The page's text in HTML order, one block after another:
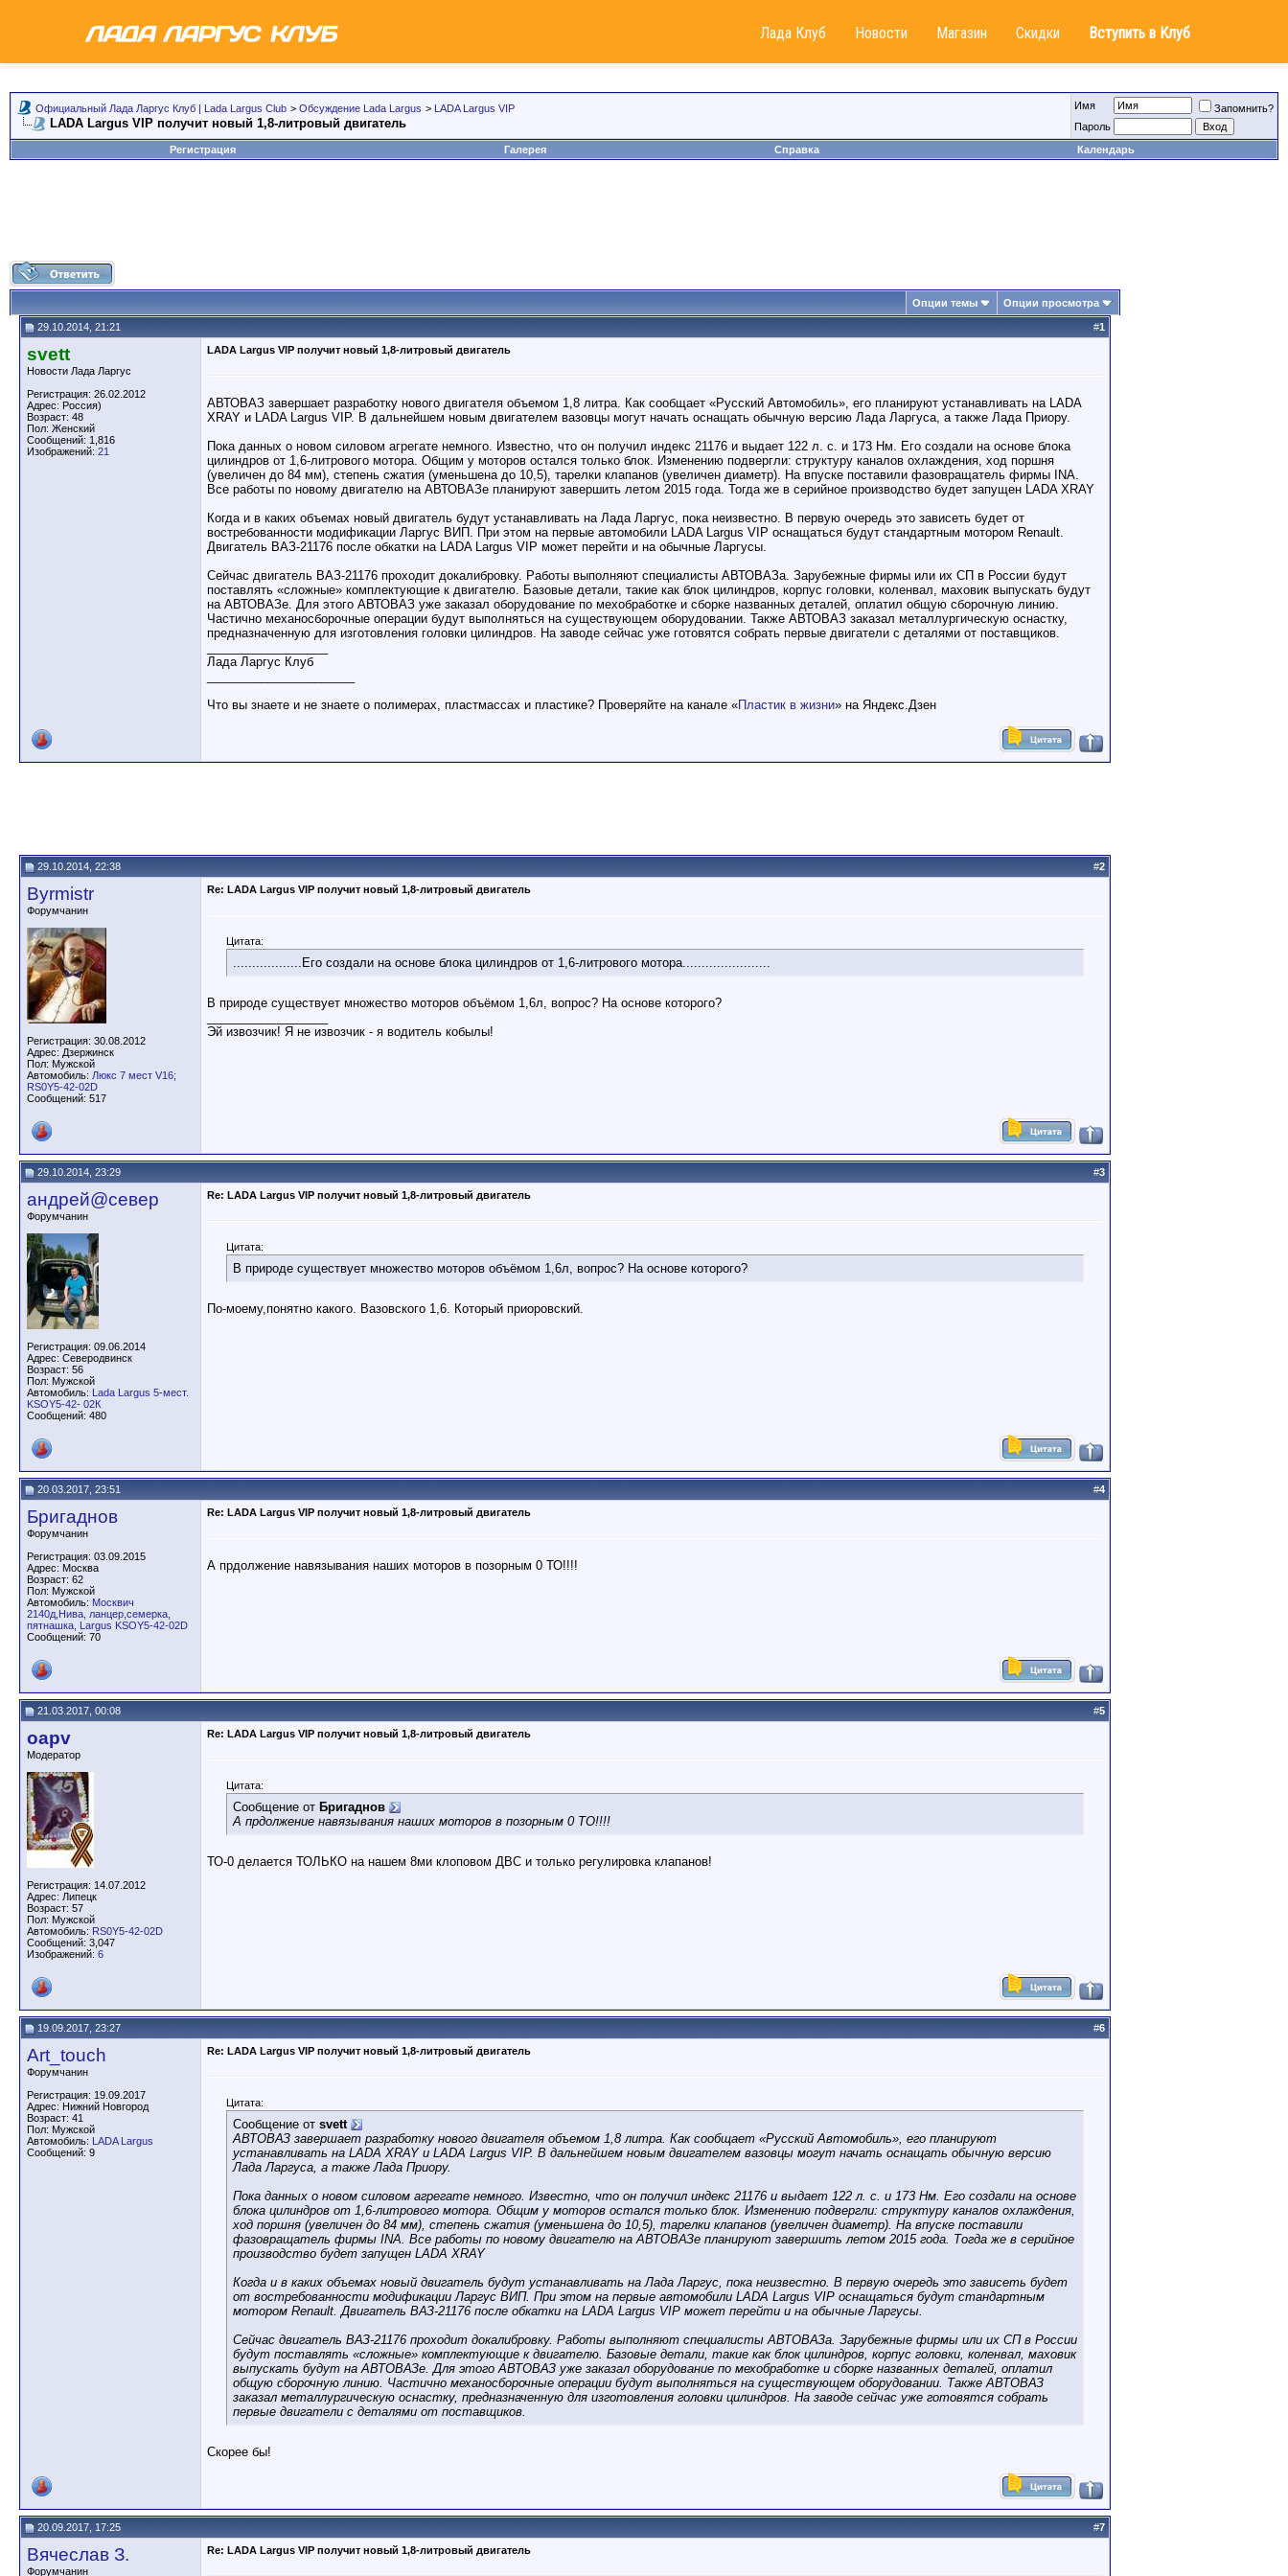
Лада Клуб Новости Магазин Скидки Вступить в Клуб
Официальный Лада Ларгус Клуб | Lada Largus Club > Обсуждение Lada Largus > LADA Largus VIP
LADA Largus VIP получит новый 1,8-литровый двигатель
Имя
Запомнить?
Пароль
Регистрация
Галерея Справка Календарь
Опции темы Опции просмотра
29.10.2014, 21:21 #1
svett
Новости Лада Ларгус
Регистрация: 26.02.2012
Адрес: Россия)
Возраст: 48
Пол: Женский
Сообщений: 1,816
Изображений: 21
LADA Largus VIP получит новый 1,8-литровый двигатель
АВТОВАЗ завершает разработку нового двигателя объемом 1,8 литра. Как сообщает «Русский Автомобиль», его планируют устанавливать на LADA
XRAY и LADA Largus VIP. В дальнейшем новым двигателем вазовцы могут начать оснащать обычную версию Лада Ларгуса, а также Лада Приору.
Пока данных о новом силовом агрегате немного. Известно, что он получил индекс 21176 и выдает 122 л. с. и 173 Нм. Его создали на основе блока
цилиндров от 1,6-литрового мотора. Общим у моторов остался только блок. Изменению подвергли: структуру каналов охлаждения, ход поршня
(увеличен до 84 мм), степень сжатия (уменьшена до 10,5), тарелки клапанов (увеличен диаметр). На впуске поставили фазовращатель фирмы INA.
Все работы по новому двигателю на АВТОВАЗе планируют завершить летом 2015 года. Тогда же в серийное производство будет запущен LADA XRAY
Когда и в каких объемах новый двигатель будут устанавливать на Лада Ларгус, пока неизвестно. В первую очередь это зависеть будет от
востребованности модификации Ларгус ВИП. При этом на первые автомобили LADA Largus VIP оснащаться будут стандартным мотором Renault.
Двигатель ВАЗ-21176 после обкатки на LADA Largus VIP может перейти и на обычные Ларгусы.
Сейчас двигатель ВАЗ-21176 проходит докалибровку. Работы выполняют специалисты АВТОВАЗа. Зарубежные фирмы или их СП в России будут
поставлять «сложные» комплектующие к двигателю. Базовые детали, такие как блок цилиндров, корпус головки, коленвал, маховик выпускать будут
на АВТОВАЗе. Для этого АВТОВАЗ уже заказал оборудование по мехобработке и сборке названных деталей, оплатил общую сборочную линию.
Частично механосборочные операции будут выполняться на существующем оборудовании. Также АВТОВАЗ заказал металлургическую оснастку,
предназначенную для изготовления головки цилиндров. На заводе сейчас уже готовятся собрать первые двигатели с деталями от поставщиков.
Лада Ларгус Клуб
Что вы знаете и не знаете о полимерах, пластмассах и пластике? Проверяйте на канале «Пластик в жизни» на Яндекс.Дзен
29.10.2014, 22:38 #2
Byrmistr
Форумчанин
Регистрация: 30.08.2012
Адрес: Дзержинск
Пол: Мужской
Автомобиль: Люкс 7 мест V16;
RS0Y5-42-02D
Сообщений: 517
Re: LADA Largus VIP получит новый 1,8-литровый двигатель
Цитата:
..................Его создали на основе блока цилиндров от 1,6-литрового мотора.......................
В природе существует множество моторов объёмом 1,6л, вопрос? На основе которого?
Эй извозчик! Я не извозчик - я водитель кобылы!
29.10.2014, 23:29 #3
андрей@север
Форумчанин
Регистрация: 09.06.2014
Адрес: Северодвинск
Возраст: 56
Пол: Мужской
Автомобиль: Lada Largus 5-мест.
KSOY5-42- 02К
Сообщений: 480
Re: LADA Largus VIP получит новый 1,8-литровый двигатель
Цитата:
В природе существует множество моторов объёмом 1,6л, вопрос? На основе которого?
По-моему,понятно какого. Вазовского 1,6. Который приоровский.
20.03.2017, 23:51 #4
Бригаднов
Форумчанин
Регистрация: 03.09.2015
Адрес: Москва
Возраст: 62
Пол: Мужской
Автомобиль: Москвич
2140д,Нива, ланцер,семерка,
пятнашка, Largus KSOY5-42-02D
Сообщений: 70
Re: LADA Largus VIP получит новый 1,8-литровый двигатель
А прдолжение навязывания наших моторов в позорным 0 ТО!!!!
21.03.2017, 00:08 #5
oapv
Модератор
Регистрация: 14.07.2012
Адрес: Липецк
Возраст: 57
Пол: Мужской
Автомобиль: RS0Y5-42-02D
Сообщений: 3,047
Изображений: 6
Re: LADA Largus VIP получит новый 1,8-литровый двигатель
Цитата:
Сообщение от Бригаднов
А прдолжение навязывания наших моторов в позорным 0 ТО!!!!
ТО-0 делается ТОЛЬКО на нашем 8ми клоповом ДВС и только регулировка клапанов!
19.09.2017, 23:27 #6
Art_touch
Форумчанин
Регистрация: 19.09.2017
Адрес: Нижний Новгород
Возраст: 41
Пол: Мужской
Автомобиль: LADA Largus
Сообщений: 9
Re: LADA Largus VIP получит новый 1,8-литровый двигатель
Цитата:
Сообщение от svett
АВТОВАЗ завершает разработку нового двигателя объемом 1,8 литра. Как сообщает «Русский Автомобиль», его планируют
устанавливать на LADA XRAY и LADA Largus VIP. В дальнейшем новым двигателем вазовцы могут начать оснащать обычную версию
Лада Ларгуса, а также Лада Приору.
Пока данных о новом силовом агрегате немного. Известно, что он получил индекс 21176 и выдает 122 л. с. и 173 Нм. Его создали на основе
блока цилиндров от 1,6-литрового мотора. Общим у моторов остался только блок. Изменению подвергли: структуру каналов охлаждения,
ход поршня (увеличен до 84 мм), степень сжатия (уменьшена до 10,5), тарелки клапанов (увеличен диаметр). На впуске поставили
фазовращатель фирмы INA. Все работы по новому двигателю на АВТОВАЗе планируют завершить летом 2015 года. Тогда же в серийное
производство будет запущен LADA XRAY
Когда и в каких объемах новый двигатель будут устанавливать на Лада Ларгус, пока неизвестно. В первую очередь это зависеть будет
от востребованности модификации Ларгус ВИП. При этом на первые автомобили LADA Largus VIP оснащаться будут стандартным
мотором Renault. Двигатель ВАЗ-21176 после обкатки на LADA Largus VIP может перейти и на обычные Ларгусы.
Сейчас двигатель ВАЗ-21176 проходит докалибровку. Работы выполняют специалисты АВТОВАЗа. Зарубежные фирмы или их СП в России
будут поставлять «сложные» комплектующие к двигателю. Базовые детали, такие как блок цилиндров, корпус головки, коленвал, маховик
выпускать будут на АВТОВАЗе. Для этого АВТОВАЗ уже заказал оборудование по мехобработке и сборке названных деталей, оплатил
общую сборочную линию. Частично механосборочные операции будут выполняться на существующем оборудовании. Также АВТОВАЗ
заказал металлургическую оснастку, предназначенную для изготовления головки цилиндров. На заводе сейчас уже готовятся собрать
первые двигатели с деталями от поставщиков.
Скорее бы!
20.09.2017, 17:25 #7
Вячеслав З.
Форумчанин
Re: LADA Largus VIP получит новый 1,8-литровый двигатель